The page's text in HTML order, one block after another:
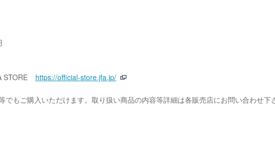
STORE https://official-store.jfa.jp/
もご購入いただけます。取り扱い商品の内容等詳細は各販売店にお問い合わせ下